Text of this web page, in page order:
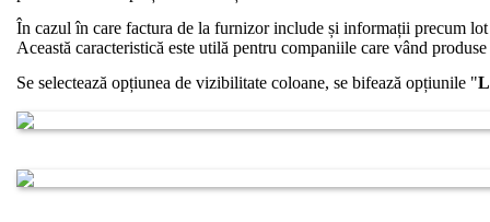
În cazul în care factura de la furnizor include și informații precum
Această caracteristică este utilă pentru companiile care vând
Se selectează opțiunea de vizibilitate coloane, se bifează opțiunile "